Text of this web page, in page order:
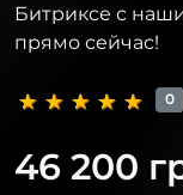
Битриксе с
прямо сейчас!
0
46 200